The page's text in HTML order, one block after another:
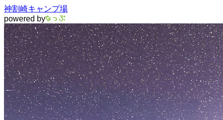
神割崎キャンプ場
powered by